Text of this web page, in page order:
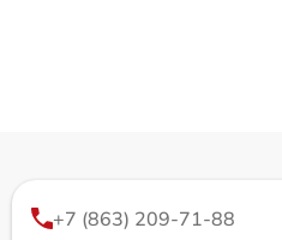
+7 (863) 209-71-88